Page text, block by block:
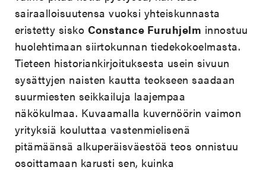
sairaalloisuutensa vuoksi yhteiskunnasta
eristetty sisko Constance Furuhjelm innostuu
huolehtimaan siirtokunnan tiedekokoelmasta.
Tieteen historiankirjoituksesta usein sivuun
sysättyjen naisten kautta teokseen saadaan
suurmiesten seikkailuja laajempaa
näkökulmaa. Kuvaamalla kuvernöörin vaimon
yrityksiä kouluttaa vastenmielisenä
pitämäänsä alkuperäisväestöä teos onnistuu
osoittamaan karusti sen, kuinka